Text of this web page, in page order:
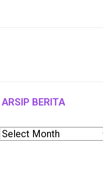
ARSIP BERITA
Archives